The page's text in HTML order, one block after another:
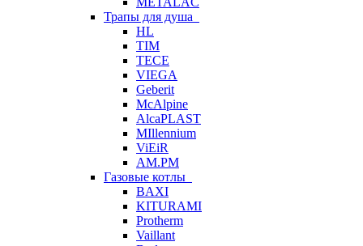
Трапы для душа
HL
TIM
TECE
VIEGA
Geberit
McAlpine
AlcaPLAST
MIllennium
ViEiR
AM.PM
Газовые котлы
BAXI
KITURAMI
Protherm
Vaillant